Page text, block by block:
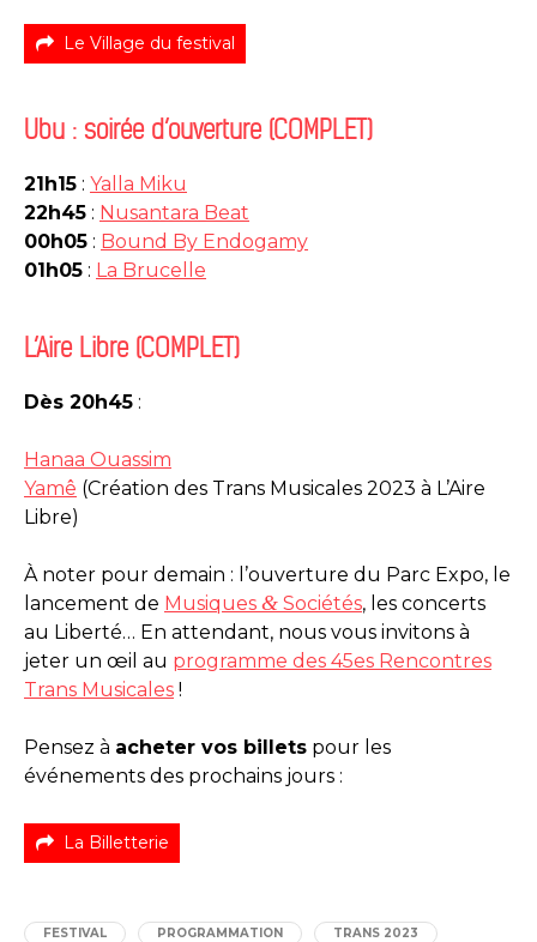
Le Village du festival
Ubu : soirée d’ouverture (COMPLET)
21h15 : Yalla Miku
22h45 : Nusantara Beat
00h05 : Bound By Endogamy
01h05 : La Brucelle
L’Aire Libre (COMPLET)
Dès 20h45 :
Hanaa Ouassim
Yamê (Création des Trans Musicales 2023 à L’Aire
Libre)
À noter pour demain : l’ouverture du Parc Expo, le
lancement de Musiques & Sociétés, les concerts
au Liberté… En attendant, nous vous invitons à
jeter un œil au programme des 45es Rencontres
Trans Musicales !
Pensez à acheter vos billets pour les
événements des prochains jours :
La Billetterie
FESTIVAL PROGRAMMATION TRANS 2023